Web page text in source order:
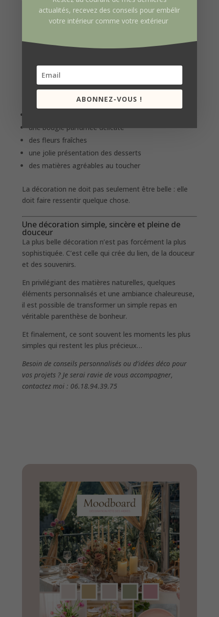
Même un petit balcon peut devenir un véritable cocon
Ce sont souvent les petites attentions qui créent la
magie d’un moment.
Pensez à stimuler tous les sens :
une bougie parfumée délicate
des fleurs fraîches
une jolie présentation des desserts
des matières agréables au toucher
La décoration ne doit pas seulement être belle : elle
doit faire ressentir quelque chose.
Une décoration simple, sincère et pleine de
douceur
La plus belle décoration n’est pas forcément la plus
sophistiquée. C’est celle qui crée du lien, de la douceur
et des souvenirs.
En privilégiant des matières naturelles, quelques
éléments personnalisés et une ambiance chaleureuse,
il est possible de transformer un simple repas en
véritable parenthèse de bonheur.
Et finalement, ce sont souvent les moments les plus
simples qui restent les plus précieux…
Besoin de conseils personnalisés ou d’idées déco pour
vos projets ? Je serai ravie de vous accompagner,
contactez moi : 06.18.94.39.75
actualités, recevez des conseils pour embélir
votre intérieur comme votre extérieur
ABONNEZ-VOUS !